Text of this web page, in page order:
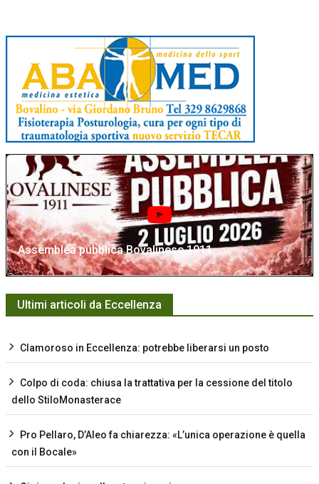
Assemblea pubblica Bovalinese 1911
Ultimi articoli da Eccellenza
Clamoroso in Eccellenza: potrebbe liberarsi un posto
Colpo di coda: chiusa la trattativa per la cessione del titolo
dello StiloMonasterace
Pro Pellaro, D’Aleo fa chiarezza: «L’unica operazione è quella
con il Bocale»